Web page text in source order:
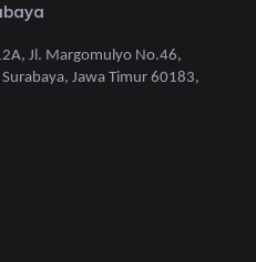
Jl. Margomulyo No.46,
Jawa Timur 60183,